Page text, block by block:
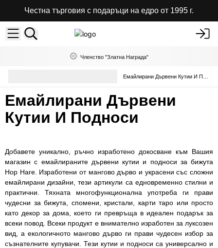
Честна търговия с подаръци на едро от 1995 г.
Членство "Златна Награда"
Емайлирани Дървени
Кутии И Подноси
Добавете уникално, ръчно изработено докосване към Вашия
магазин с емайлираните дървени кутии и подноси за бижута
Hop Hare. Изработени от мангово дърво и украсени със сложни
емайлирани дизайни, тези артикули са едновременно стилни и
практични. Тяхната многофункционална употреба ги прави
чудесни за бижута, спомени, кристали, карти таро или просто
като декор за дома, което ги превръща в идеален подарък за
всеки повод. Всеки продукт е внимателно изработен за луксозен
вид, а екологичното мангово дърво ги прави чудесен избор за
съзнателните купувачи. Тези кутии и подноси са универсално и